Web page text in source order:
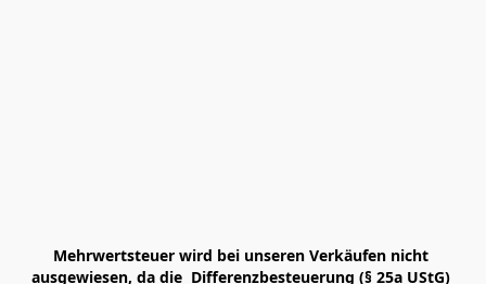
Mehrwertsteuer wird bei unseren Verkäufen nicht
ausgewiesen, da die  Differenzbesteuerung (§ 25a UStG)